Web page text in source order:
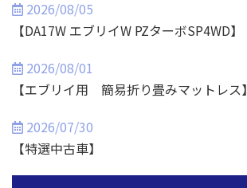
2026/08/05
【DA17W エブリイW PZターボSP4WD】
2026/08/01
【エブリイ用 簡易折り畳みマットレス】
2026/07/30
【特選中古車】